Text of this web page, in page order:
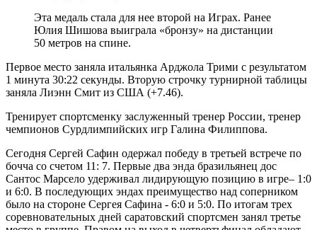
Эта медаль стала для нее второй на Играх. Ранее
Юлия Шишова выиграла «бронзу» на дистанции
50 метров на спине.
Первое место заняла итальянка Арджола Трими с результатом
1 минута 30:22 секунды. Вторую строчку турнирной таблицы
заняла Лиэнн Смит из США (+7.46).
Тренирует спортсменку заслуженный тренер России, тренер
чемпионов Сурдлимпийских игр Галина Филиппова.
Сегодня Сергей Сафин одержал победу в третьей встрече по
бочча со счетом 11: 7. Первые два энда бразильянец дос
Сантос Марсело удерживал лидирующую позицию в игре– 1:0
и 6:0. В последующих эндах преимущество над соперником
было на стороне Сергея Сафина - 6:0 и 5:0. По итогам трех
соревновательных дней саратовский спортсмен занял третье